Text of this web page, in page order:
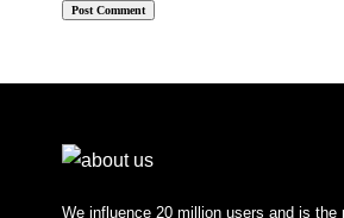
We influence 20 million users and is the